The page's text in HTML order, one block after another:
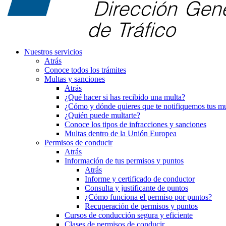
Nuestros servicios
Atrás
Conoce todos los trámites
Multas y sanciones
Atrás
¿Qué hacer si has recibido una multa?
¿Cómo y dónde quieres que te notifiquemos tus
¿Quién puede multarte?
Conoce los tipos de infracciones y sanciones
Multas dentro de la Unión Europea
Permisos de conducir
Atrás
Información de tus permisos y puntos
Atrás
Informe y certificado de conductor
Consulta y justificante de puntos
¿Cómo funciona el permiso por puntos?
Recuperación de permisos y puntos
Cursos de conducción segura y eficiente